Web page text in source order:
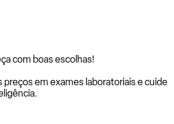
com boas escolhas!
preços em exames laboratoriais e cuide